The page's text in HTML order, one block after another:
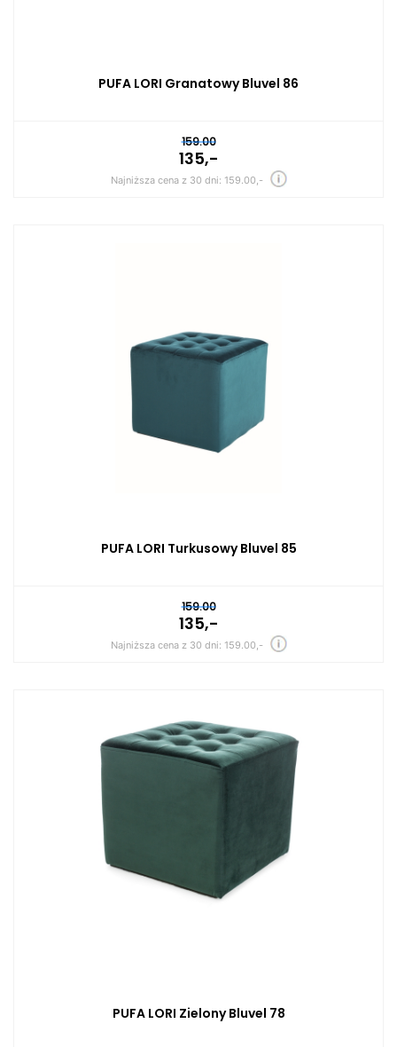
PUFA LORI Granatowy Bluvel 86
159.00
135,-
Najniższa cena z 30 dni: 159.00,-
PUFA LORI Turkusowy Bluvel 85
159.00
135,-
Najniższa cena z 30 dni: 159.00,-
PUFA LORI Zielony Bluvel 78